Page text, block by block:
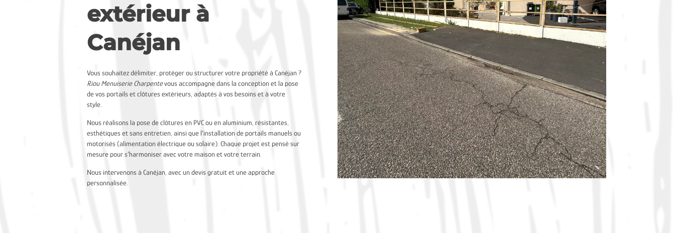
extérieur à
Canéjan
Vous souhaitez délimiter, protéger ou structurer votre propriété à Canéjan ?
Riou Menuiserie Charpentevous accompagne dans la conception et la pose
de vos portails et clôtures extérieurs, adaptés à vos besoins et à votre
style.
Nous réalisons la pose de clôtures en PVC ou en aluminium, résistantes,
esthétiques et sans entretien, ainsi que l’installation de portails manuels ou
motorisés (alimentation électrique ou solaire). Chaque projet est pensé sur
mesure pour s’harmoniser avec votre maison et votre terrain.
Nous intervenons à Canéjan, avec un devis gratuit et une approche
personnalisée.